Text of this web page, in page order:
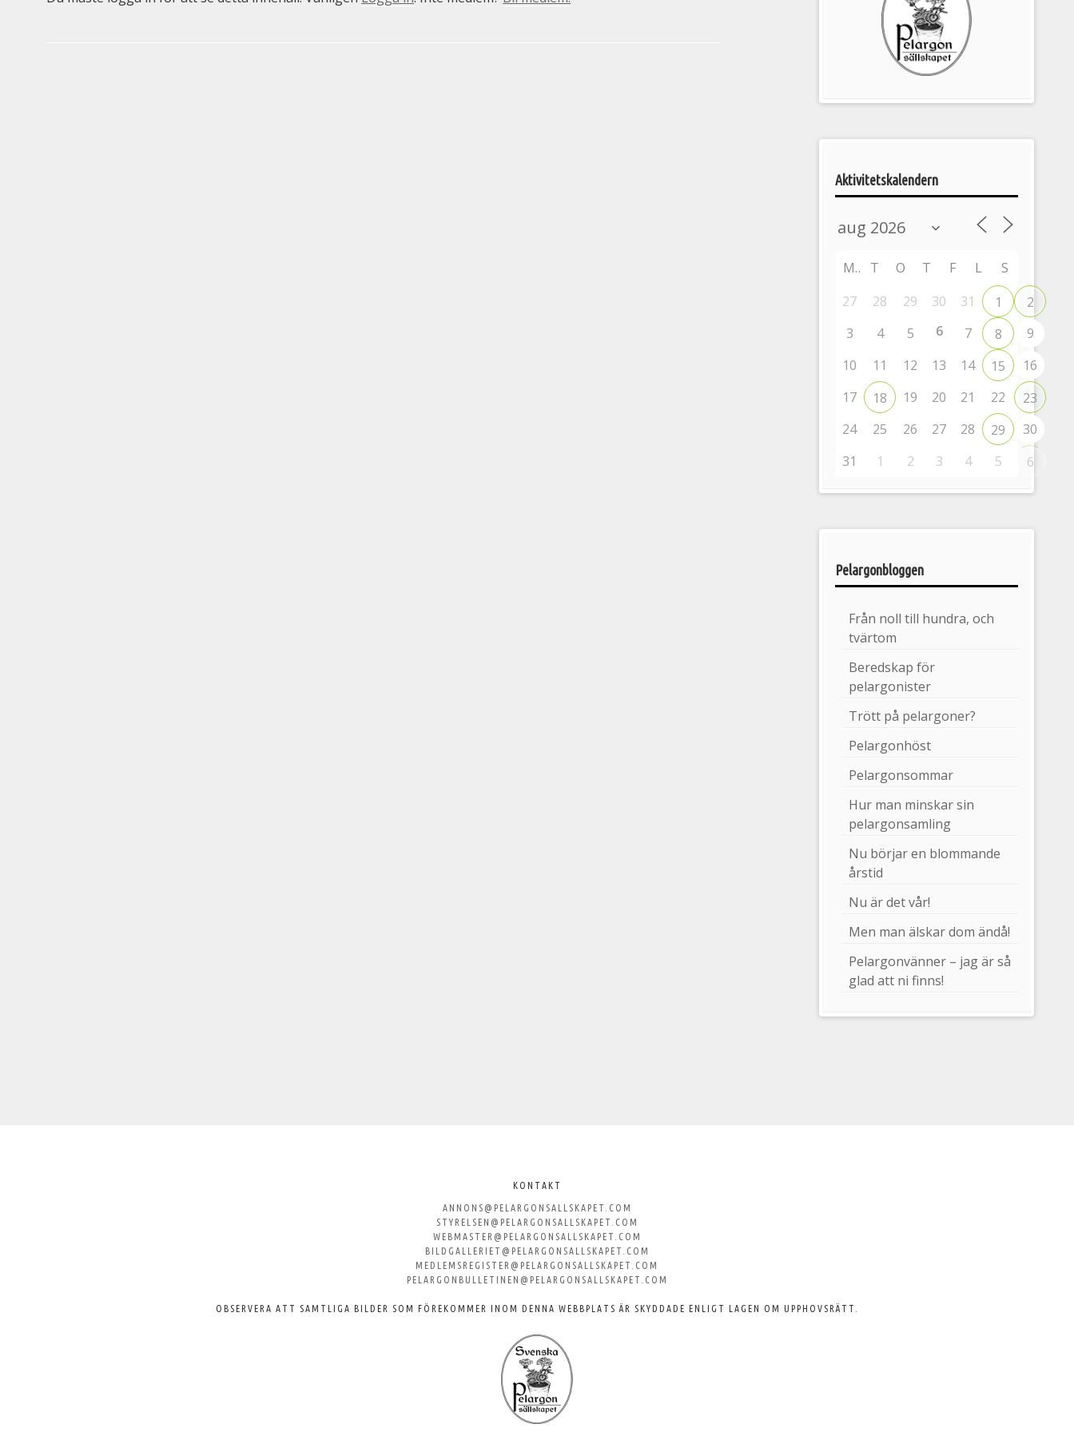
Pelargonsällskapets
aktiviteter
Aktivitetskalendern
M T O T F L
S
27
28 29 30 31 1
2
3
4 5 6 7 8
9
10
11 12 13 14 15
16
17
18 19 20 21 22
23
24
25 26 27 28 29
30
31
1 2 3 4 5 6
Pelargonbloggen
Från noll till hundra, och
tvärtom
Beredskap för
pelargonister
Trött på pelargoner?
Pelargonhöst
Pelargonsommar
Hur man minskar sin
pelargonsamling
Nu börjar en blommande
årstid
Nu är det vår!
Men man älskar dom ändå!
Pelargonvänner – jag är så
glad att ni finns!
KONTAKT
ANNONS@PELARGONSALLSKAPET.COM
STYRELSEN@PELARGONSALLSKAPET.COM
WEBMASTER@PELARGONSALLSKAPET.COM
BILDGALLERIET@PELARGONSALLSKAPET.COM
MEDLEMSREGISTER@PELARGONSALLSKAPET.COM
PELARGONBULLETINEN@PELARGONSALLSKAPET.COM
OBSERVERA ATT SAMTLIGA BILDER SOM FÖREKOMMER INOM DENNA WEBBPLATS ÄR SKYDDADE ENLIGT LAGEN OM UPPHOVSRÄTT.